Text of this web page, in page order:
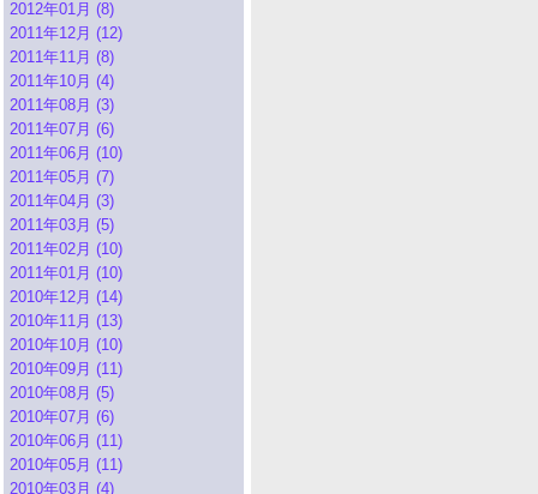
2012年01月 (8)
2011年12月 (12)
2011年11月 (8)
2011年10月 (4)
2011年08月 (3)
2011年07月 (6)
2011年06月 (10)
2011年05月 (7)
2011年04月 (3)
2011年03月 (5)
2011年02月 (10)
2011年01月 (10)
2010年12月 (14)
2010年11月 (13)
2010年10月 (10)
2010年09月 (11)
2010年08月 (5)
2010年07月 (6)
2010年06月 (11)
2010年05月 (11)
2010年03月 (4)